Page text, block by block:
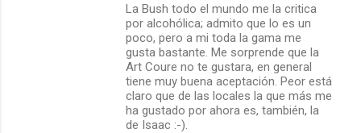
La Bush todo el mundo me la critica
por alcohólica; admito que lo es un
poco, pero a mi toda la gama me
gusta bastante. Me sorprende que la
Art Coure no te gustara, en general
tiene muy buena aceptación. Peor está
claro que de las locales la que más me
ha gustado por ahora es, también, la
de Isaac :-).